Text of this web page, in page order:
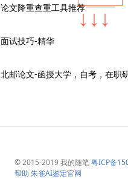
↓↓↓
论文降重查重工具推荐
面试技巧-精华
北邮论文-函授大学，自考，在职
© 2015-2019我的随笔粤ICP备
帮助 朱雀AI鉴定官网